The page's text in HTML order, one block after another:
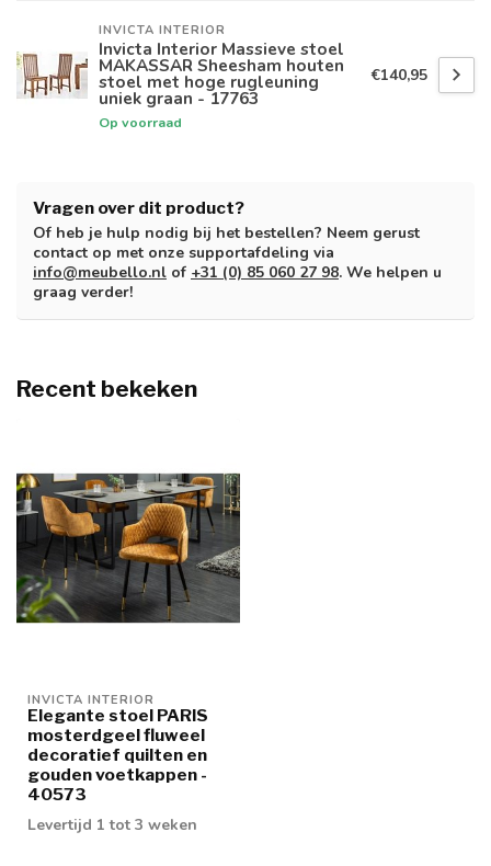
INVICTA INTERIOR
Invicta Interior Massieve stoel
MAKASSAR Sheesham houten
stoel met hoge rugleuning
uniek graan - 17763
Op voorraad
€140,95
Vragen over dit product?
Of heb je hulp nodig bij het bestellen? Neem gerust
contact op met onze supportafdeling via
info@meubello.nl of +31 (0) 85 060 27 98. We helpen u
graag verder!
Recent bekeken
INVICTA INTERIOR
Elegante stoel PARIS
mosterdgeel fluweel
decoratief quilten en
gouden voetkappen -
40573
Levertijd 1 tot 3 weken